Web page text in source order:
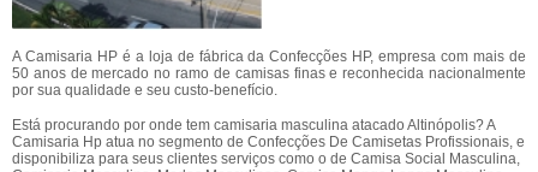
A Camisaria HP é a loja de fábrica da Confecções HP, empresa com mais de
50 anos de mercado no ramo de camisas finas e reconhecida nacionalmente
por sua qualidade e seu custo-benefício.
Está procurando por onde tem camisaria masculina atacado Altinópolis? A
Camisaria Hp atua no segmento de Confecções De Camisetas Profissionais, e
disponibiliza para seus clientes serviços como o de Camisa Social Masculina,